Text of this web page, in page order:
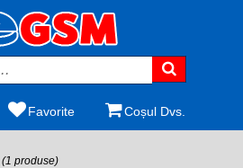
Favorite Coșul Dvs.
(1 produse)